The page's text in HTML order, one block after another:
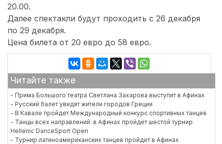
20.00.
Далее спектакли будут проходить с 26 декабря
по 29 декабря.
Цена билета от 20 евро до 58 евро.
Читайте также
- Прима Большого театра Светлана Захарова выступит в Афинах
- Русский балет увидят жители городов Греции
- В Кавале пройдет Международный конкурс спортивных танцев
- Танцы всех направлений: в Афинах пройдет шестой турнир
Hellenic DanceSport Open
- Турнир латиноамериканских танцев пройдет в Афинах